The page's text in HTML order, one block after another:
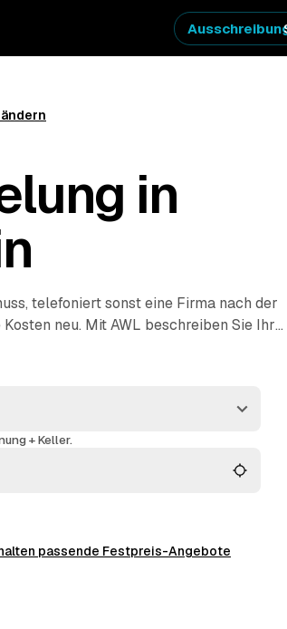
in
telefoniert sonst eine Firma nach der
neu. Mit AWL beschreiben Sie Ihr
Dachboden, Wohnung oder ganzes
wenn Sie sich entschieden haben.
+ Keller.
passende Festpreis-Angebote